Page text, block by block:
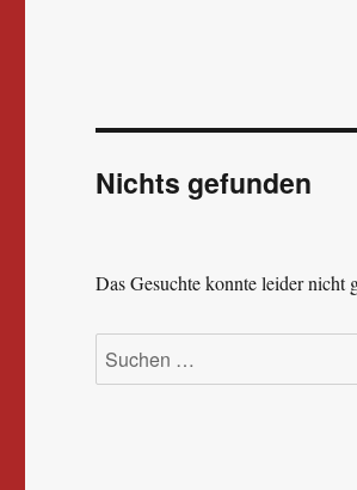
Nichts gefunden
Das Gesuchte konnte leider
Suchen
nach: